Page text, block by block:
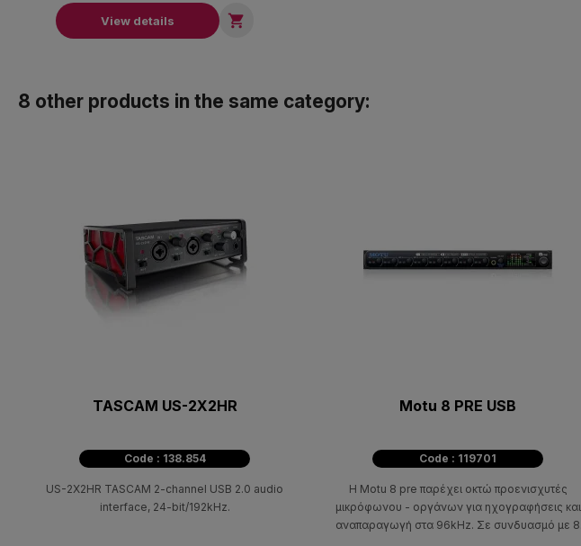
View details 
8 other products in the same category:
TASCAM US-2X2HR
Code : 138.854
US-2X2HR TASCAM 2-channel USB 2.0 audio
interface, 24-bit/192kHz.
Motu 8 PRE USB
Code : 119701
Η Motu 8 pre παρέχει οκτώ προενισχυτές
μικρόφωνου - οργάνων για ηχογραφήσεις και
αναπαραγωγή στα 96kHz. Σε συνδυασμό με 8